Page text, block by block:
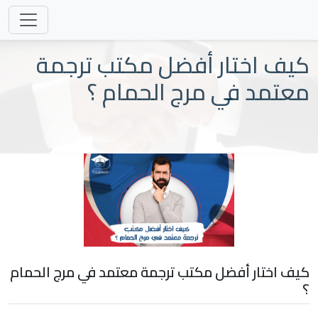
كيف اختار أفضل مكتب ترجمة
معتمد في مرج الحمام ؟
كيف اختار أفضل مكتب ترجمة معتمد في مرج الحمام
؟